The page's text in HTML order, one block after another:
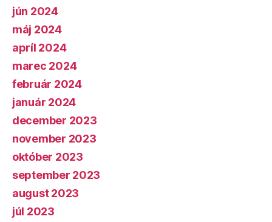
jún 2024
máj 2024
apríl 2024
marec 2024
február 2024
január 2024
december 2023
november 2023
október 2023
september 2023
august 2023
júl 2023